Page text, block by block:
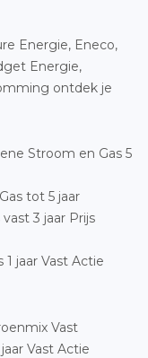
Energie, Eneco,
Energie,
ontdek je
Stroom en Gas 5
tot 5 jaar
3 jaar Prijs
1 jaar Vast Actie
Vast
Vast Actie